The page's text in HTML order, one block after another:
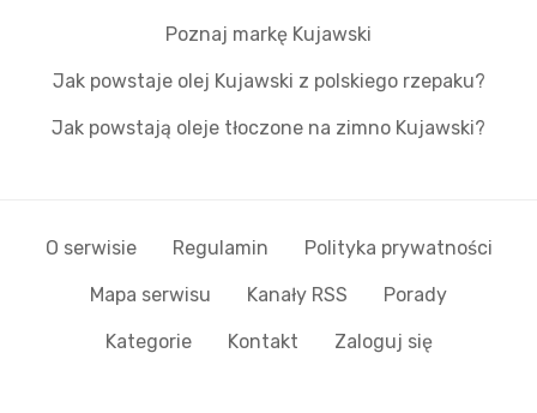
Poznaj markę Kujawski
Jak powstaje olej Kujawski z polskiego rzepaku?
Jak powstają oleje tłoczone na zimno Kujawski?
O serwisie Regulamin Polityka prywatności
Mapa serwisu Kanały RSS Porady
Kategorie Kontakt Zaloguj się